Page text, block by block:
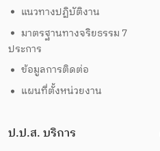
แนวทางปฏิบัติงาน
มาตรฐานทางจริยธรรม 7
ประการ
ข้อมูลการติดต่อ
แผนที่ตั้งหน่วยงาน
ป.ป.ส. บริการ